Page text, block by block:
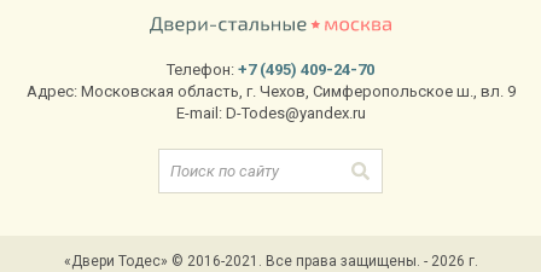
Телефон: +7 (495) 409-24-70
Адрес: Московская область, г. Чехов, Симферопольское ш., вл. 9
E-mail: D-Todes@yandex.ru
«Двери Тодес» © 2016-2021. Все права защищены. - 2026 г.